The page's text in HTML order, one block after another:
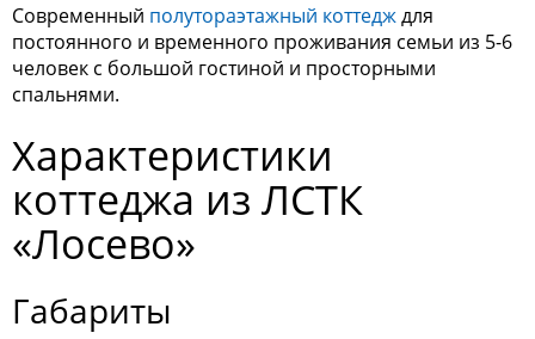
Современный полутораэтажный коттедждля
постоянного и временного проживания семьи из 5-6
человек с большой гостиной и просторными
спальнями.
Характеристики
коттеджа из ЛСТК
«Лосево»
Габариты